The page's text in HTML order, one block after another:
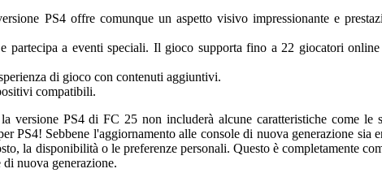
PS4 offre comunque un aspetto visivo impressionante e
a eventi speciali. Il gioco supporta fino a 22 giocatori
di gioco con contenuti aggiuntivi.
compatibili.
versione PS4 di FC 25 non includerà alcune caratteristiche come le
Sebbene l'aggiornamento alle console di nuova generazione sia
la disponibilità o le preferenze personali. Questo è completamente
nuova generazione.